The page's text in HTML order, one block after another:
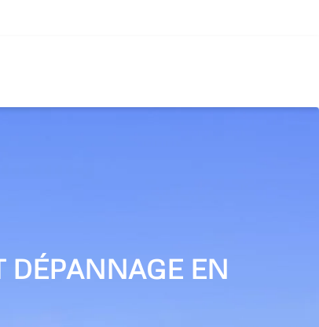
DÉPANNAGE EN